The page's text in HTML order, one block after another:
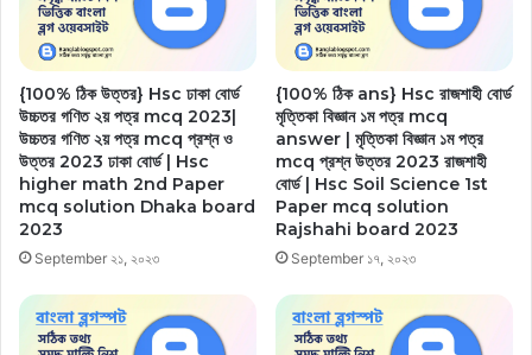
{100% ঠিক উত্তর} Hsc ঢাকা বোর্ড
উচ্চতর গণিত ২য় পত্র mcq 2023|
উচ্চতর গণিত ২য় পত্র mcq প্রশ্ন ও
উত্তর 2023 ঢাকা বোর্ড | Hsc
higher math 2nd Paper
mcq solution Dhaka board
2023
September ২১, ২০২৩
{100% ঠিক ans} Hsc রাজশাহী বোর্ড
মৃত্তিকা বিজ্ঞান ১ম পত্র mcq
answer | মৃত্তিকা বিজ্ঞান ১ম পত্র
mcq প্রশ্ন উত্তর 2023 রাজশাহী
বোর্ড | Hsc Soil Science 1st
Paper mcq solution
Rajshahi board 2023
September ১৭, ২০২৩